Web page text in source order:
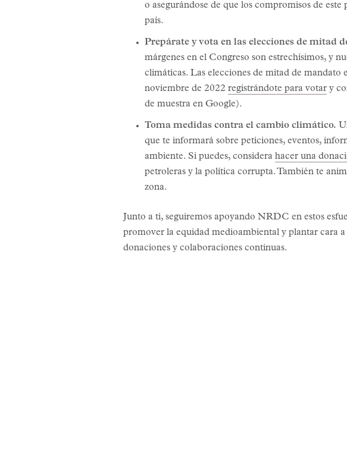
o asegurándose de que los compromisos de
país.
Prepárate y vota en las elecciones de mitad
márgenes en el Congreso son estrechísimos, y
climáticas. Las elecciones de mitad de mandato
noviembre de 2022 registrándote para votar y
de muestra en Google).
Toma medidas contra el cambio climático.
que te informará sobre peticiones, eventos,
ambiente. Si puedes, considera hacer una
petroleras y la política corrupta. También te
zona.
Junto a ti, seguiremos apoyando NRDC en estos
promover la equidad medioambiental y plantar cara
donaciones y colaboraciones continuas.